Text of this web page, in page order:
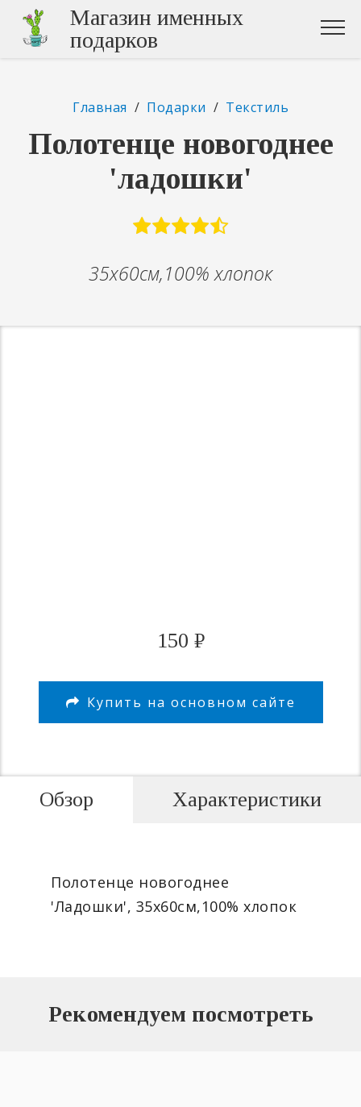
Магазин именных
подарков
Главная / Подарки / Текстиль
Полотенце новогоднее
'ладошки'
35х60см,100% хлопок
150 ₽
Купить на основном сайте
Обзор
Полотенце новогоднее
'Ладошки', 35х60см,100% хлопок
Характеристики
Рекомендуем посмотреть